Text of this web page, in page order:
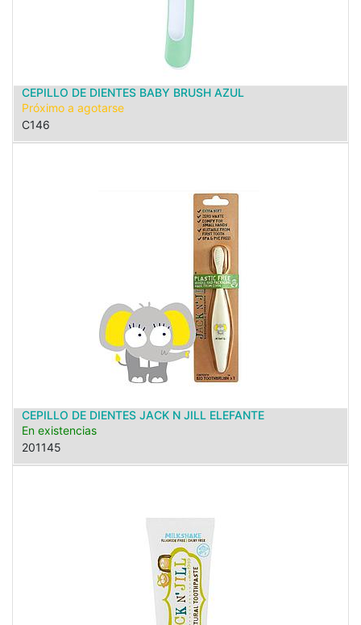
CEPILLO DE DIENTES BABY BRUSH AZUL
Próximo a agotarse
C146
CEPILLO DE DIENTES JACK N JILL ELEFANTE
En existencias
201145